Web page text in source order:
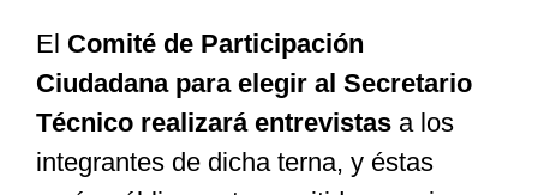
El Comité de Participación
Ciudadana para elegir al Secretario
Técnico realizará entrevistas a los
integrantes de dicha terna, y éstas